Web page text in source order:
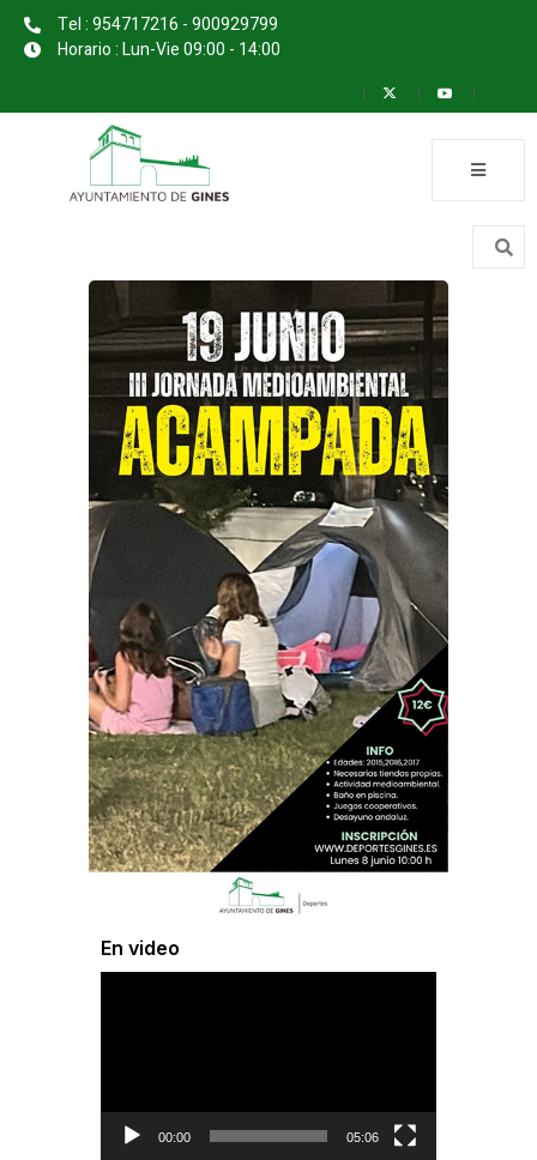
Tel : 954717216 - 900929799
Horario : Lun-Vie 09:00 - 14:00
En video
00:00 05:06